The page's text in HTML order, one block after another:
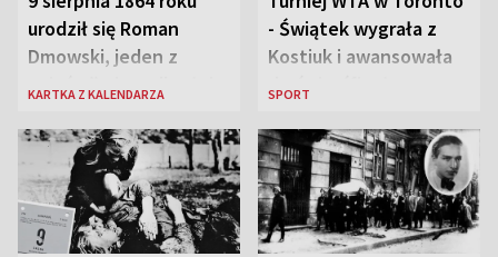
urodził się Roman
Dmowski, jeden z
„ojców” niepodległej
KARTKA Z KALENDARZA
- Świątek wygrała z
Kostiuk i awansowała
do ćwierćfinału
SPORT